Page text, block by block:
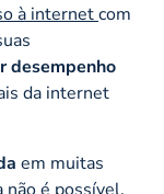
à internetcom
desempenho
da internet
em muitas